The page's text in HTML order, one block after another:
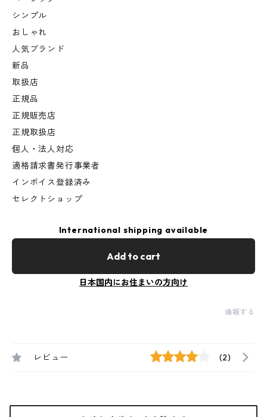
シンプル
おしゃれ
人気ブランド
新品
取扱店
正規品
正規販売店
正規取扱店
個人・法人対応
適格請求書発行事業者
インボイス登録済み
セレクトショップ
International shipping available
Add to cart
日本国内にお住まいの方向け
通報する
レビュー (2)